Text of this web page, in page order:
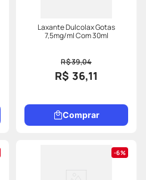
Laxante Dulcolax Gotas
7,5mg/ml Com 30ml
R$ 39,04
R$ 36,11
Comprar
6%